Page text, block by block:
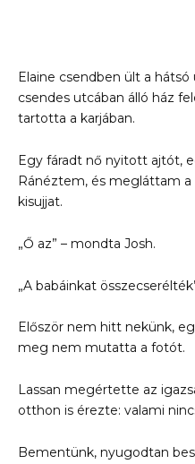
Elaine csendben ült a
csendes utcában álló ház
tartotta a karjában.
Egy fáradt nő nyitott ajtót,
Ránéztem, és megláttam
kisujjat.
„Ő az” – mondta Josh.
„A babáinkat
Először nem hitt nekünk,
meg nem mutatta a fotót.
Lassan megértette az
otthon is érezte: valami
Bementünk, nyugodtan